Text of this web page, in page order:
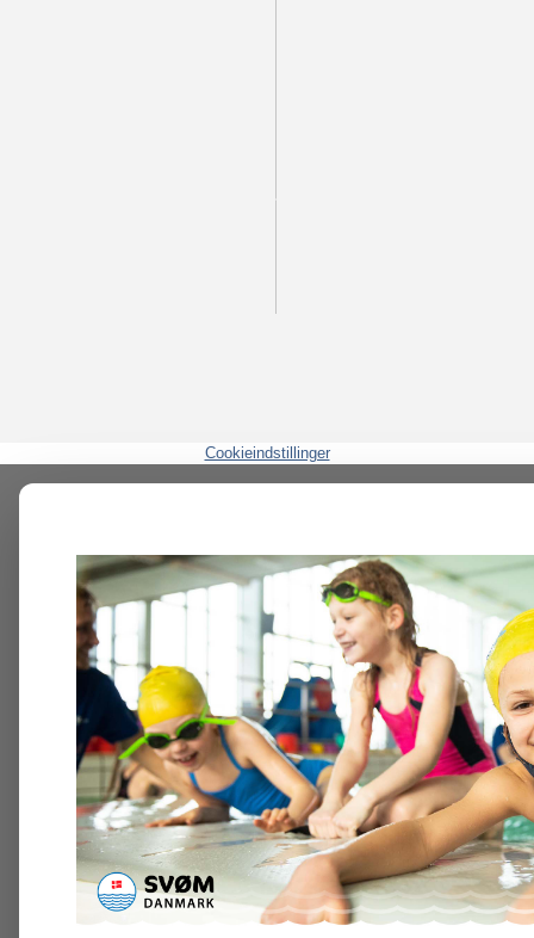
Cookieindstillinger